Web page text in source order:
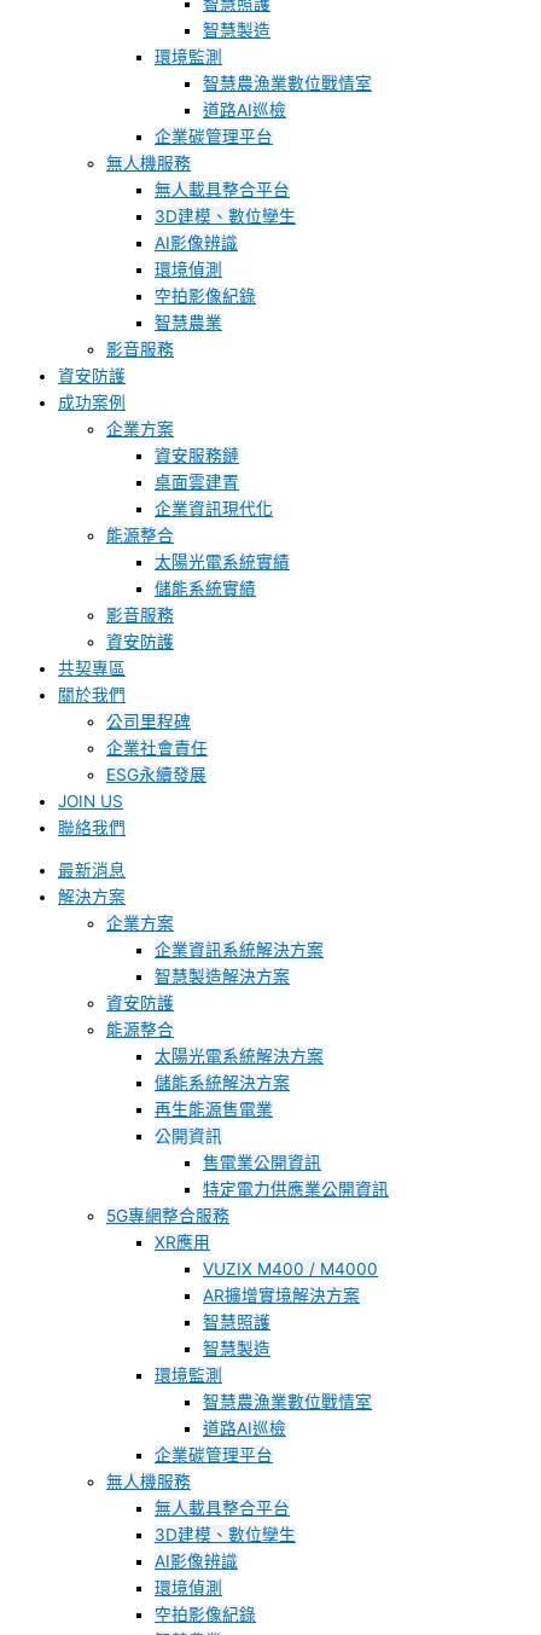
智慧製造
環境監測
智慧農漁業數位戰情室
道路AI巡檢
企業碳管理平台
無人機服務
無人載具整合平台
3D建模、數位孿生
AI影像辨識
環境偵測
空拍影像紀錄
智慧農業
影音服務
資安防護
成功案例
企業方案
資安服務鏈
桌面雲建置
企業資訊現代化
能源整合
太陽光電系統實績
儲能系統實績
影音服務
資安防護
共契專區
關於我們
公司里程碑
企業社會責任
ESG永續發展
JOIN US
聯絡我們
最新消息
解決方案
企業方案
企業資訊系統解決方案
智慧製造解決方案
資安防護
能源整合
太陽光電系統解決方案
儲能系統解決方案
再生能源售電業
公開資訊
售電業公開資訊
特定電力供應業公開資訊
5G專網整合服務
XR應用
VUZIX M400 / M4000
AR擴增實境解決方案
智慧照護
智慧製造
環境監測
智慧農漁業數位戰情室
道路AI巡檢
企業碳管理平台
無人機服務
無人載具整合平台
3D建模、數位孿生
AI影像辨識
環境偵測
空拍影像紀錄